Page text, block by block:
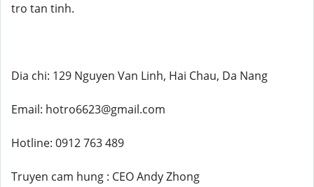
tro tan tinh.
Dia chi: 129 Nguyen Van Linh, Hai Chau, Da Nang
Email: hotro6623@gmail.com
Hotline: 0912 763 489
Truyen cam hung : CEO Andy Zhong